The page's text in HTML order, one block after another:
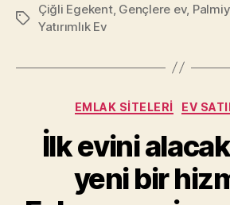
Tags
Çiğli Egekent, Gençlere ev,
Yatırımlık Ev
EMLAK SITELERI EV
İlk evini
yeni bir